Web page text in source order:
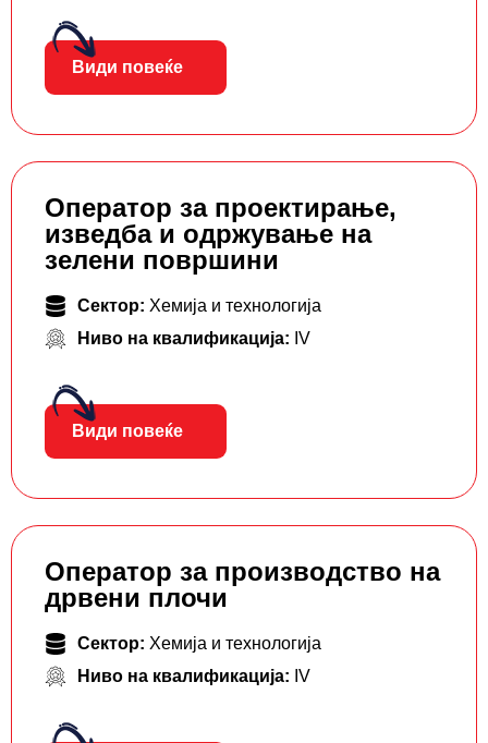
Види повеќе
Оператор за проектирање,
изведба и одржување на
зелени површини
Сектор: Хемија и технологија
Ниво на квалификација: IV
Види повеќе
Оператор за производство на
дрвени плочи
Сектор: Хемија и технологија
Ниво на квалификација: IV